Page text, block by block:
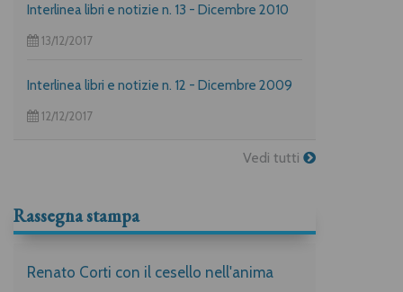
Vivarelli) la casa editrice propone una deliziosa
Interlinea libri e notizie n. 13 - Dicembre 2010
13/12/2017
Interlinea libri e notizie n. 12 - Dicembre 2009
12/12/2017
Vedi tutti
Rassegna stampa
Renato Corti con il cesello nell'anima